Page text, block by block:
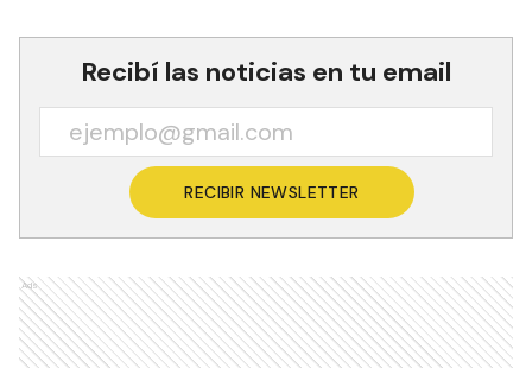
Recibí las noticias en tu email
RECIBIR NEWSLETTER
Ads